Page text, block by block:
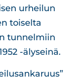
urheilun
toiselta
tunnelmiin
-älyseinä.